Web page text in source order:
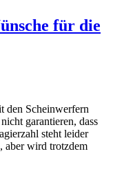
für die
den Scheinwerfern
garantieren, dass
steht leider
aber wird trotzdem